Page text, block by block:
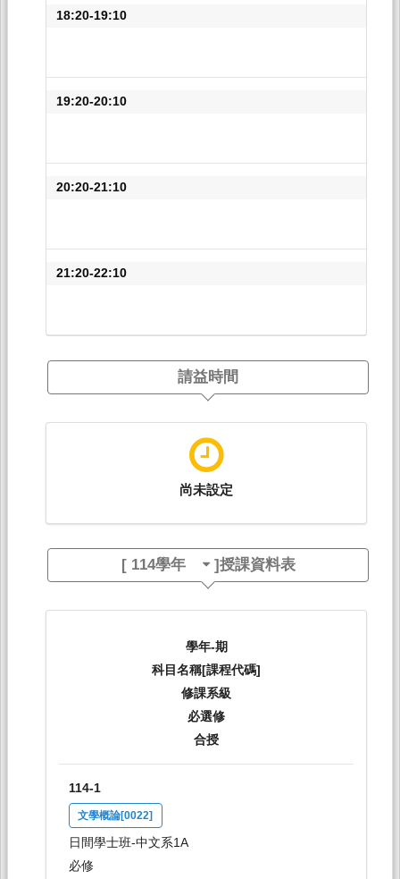
18:20-19:10
19:20-20:10
20:20-21:10
21:20-22:10
請益時間
尚未設定
[ 114學年 ]授課資料表
學年-期
科目名稱[課程代碼]
修課系級
必選修
合授
114-1
文學概論[0022]
日間學士班-中文系1A
必修